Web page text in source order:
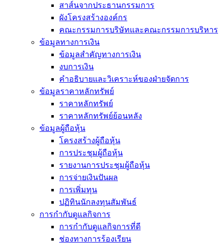
สาส์นจากประธานกรรมการ
ผังโครงสร้างองค์กร
คณะกรรมการบริษัทและคณะกรรมการบริหาร
ข้อมูลทางการเงิน
ข้อมูลสำคัญทางการเงิน
งบการเงิน
คำอธิบายและวิเคราะห์ของฝ่ายจัดการ
ข้อมูลราคาหลักทรัพย์
ราคาหลักทรัพย์
ราคาหลักทรัพย์ย้อนหลัง
ข้อมูลผู้ถือหุ้น
โครงสร้างผู้ถือหุ้น
การประชุมผู้ถือหุ้น
รายงานการประชุมผู้ถือหุ้น
การจ่ายเงินปันผล
การเพิ่มทุน
ปฏิทินนักลงทุนสัมพันธ์
การกำกับดูแลกิจการ
การกำกับดูแลกิจการที่ดี
ช่องทางการร้องเรียน